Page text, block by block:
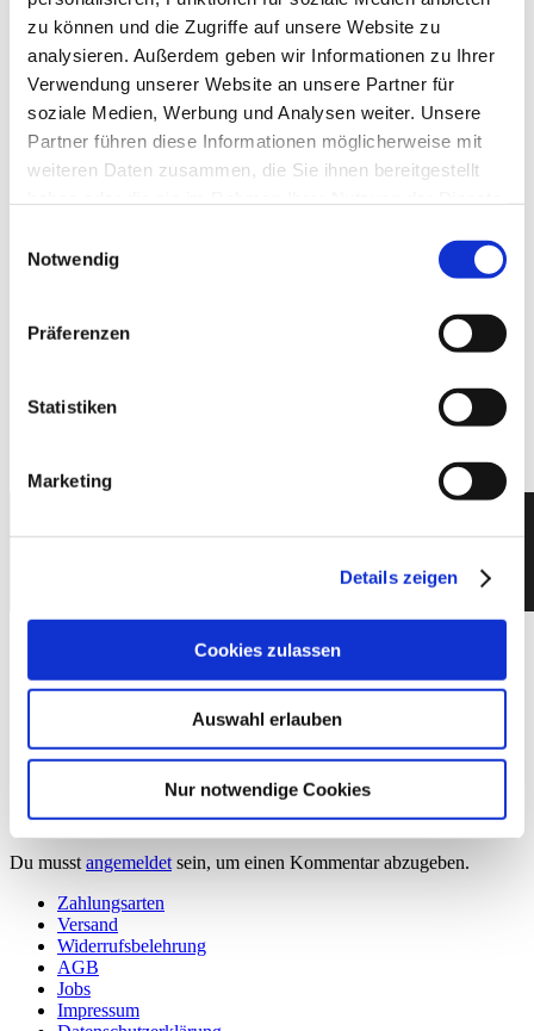
zu können und die Zugriffe auf unsere Website zu
analysieren. Außerdem geben wir Informationen zu Ihrer
Verwendung unserer Website an unsere Partner für
soziale Medien, Werbung und Analysen weiter. Unsere
Partner führen diese Informationen möglicherweise mit
weiteren Daten zusammen, die Sie ihnen bereitgestellt
Notwendig
Präferenzen
Statistiken
Marketing
Details zeigen
Cookies zulassen
Auswahl erlauben
Nur notwendige Cookies
Hallo
Hidies kaufen
Alle Produkte
Alle Strumpfhosen
Feinstrumpfhosen
Strickstrumpfhosen
Sale
Warenkorb
Neuigkeiten
Strumpfhosen
Unsere Bloomy Anna im FOGS
15. März 2018 By eva
Unsere Bloomy Anna im FOGS Magazin
Post a Comment
Du musst angemeldet sein, um einen Kommentar abzugeben.
Zahlungsarten
Versand
Widerrufsbelehrung
AGB
Jobs
Impressum